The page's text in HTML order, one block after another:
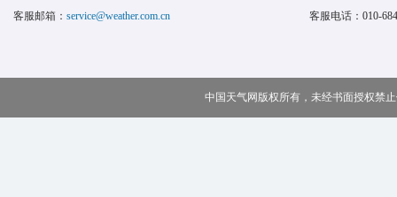
客服邮箱： service@weather.com.cn 客服电话： 010-
中国天气网版权所有，未经书面授权